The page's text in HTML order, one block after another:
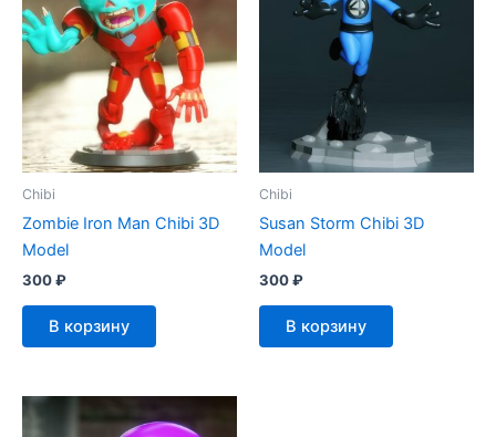
Chibi
Zombie Iron Man Chibi 3D
Model
300₽
В корзину
Chibi
Susan Storm Chibi 3D
Model
300₽
В корзину